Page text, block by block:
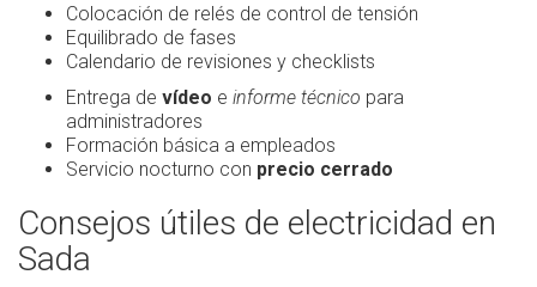
Colocación de relés de control de tensión
Equilibrado de fases
Calendario de revisiones y checklists
Entrega de vídeo e informe técnico para
administradores
Formación básica a empleados
Servicio nocturno con precio cerrado
Consejos útiles de electricidad en
Sada